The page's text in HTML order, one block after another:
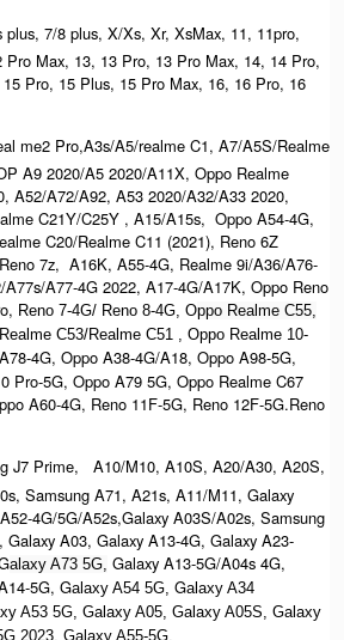
plus, 7/8 plus, X/Xs, Xr, XsMax, 11, 11pro,
Pro Max, 13, 13 Pro, 13 Pro Max, 14, 14 Pro,
Pro, 15 Plus, 15 Pro Max, 16, 16 Pro, 16
me2 Pro,A3s/A5/realme C1, A7/A5S/Realme
A9 2020/A5 2020/A11X, Oppo Realme
A52/A72/A92, A53 2020/A32/A33 2020,
C21Y/C25Y , A15/A15s, Oppo A54-4G,
C20/Realme C11 (2021), Reno 6Z
7z, A16K, A55-4G, Realme 9i/A36/A76-
A77-4G 2022, A17-4G/A17K, Oppo Reno
Reno 7-4G/ Reno 8-4G, Oppo Realme C55,
C53/Realme C51 , Oppo Realme 10-
4G, Oppo A38-4G/A18, Oppo A98-5G,
Pro-5G, Oppo A79 5G, Oppo Realme C67
A60-4G, Reno 11F-5G, Reno 12F-5G.Reno
J7 Prime, A10/M10, A10S, A20/A30, A20S,
Samsung A71, A21s, A11/M11, Galaxy
4G/5G/A52s,Galaxy A03S/A02s, Samsung
A03, Galaxy A13-4G, Galaxy A23-
alaxy A73 5G, Galaxy A13-5G/A04s 4G,
5G, Galaxy A54 5G, Galaxy A34
A53 5G, Galaxy A05, Galaxy A05S, Galaxy
2023, Galaxy A55-5G.